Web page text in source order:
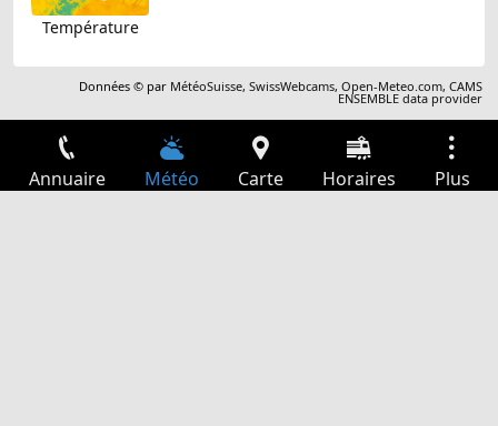
Température
Données © par MétéoSuisse,SwissWebcams,Open-Meteo.com,CAMS
ENSEMBLE data provider
Annuaire Météo Carte Horaires Plus